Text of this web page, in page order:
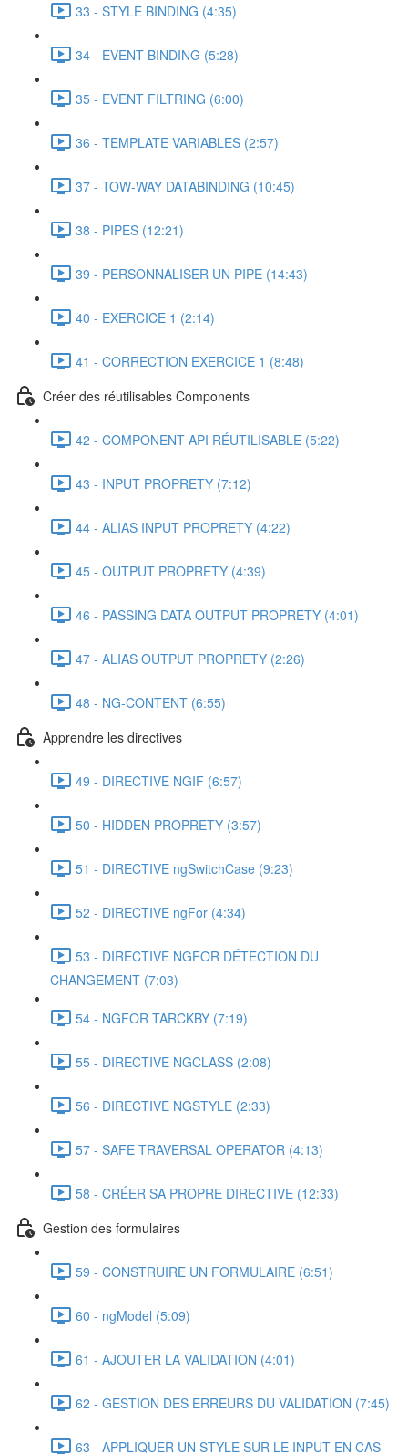
33 - STYLE BINDING (4:35)
34 - EVENT BINDING (5:28)
35 - EVENT FILTRING (6:00)
36 - TEMPLATE VARIABLES (2:57)
37 - TOW-WAY DATABINDING (10:45)
38 - PIPES (12:21)
39 - PERSONNALISER UN PIPE (14:43)
40 - EXERCICE 1 (2:14)
41 - CORRECTION EXERCICE 1 (8:48)
Créer des réutilisables Components
42 - COMPONENT API RÉUTILISABLE (5:22)
43 - INPUT PROPRETY (7:12)
44 - ALIAS INPUT PROPRETY (4:22)
45 - OUTPUT PROPRETY (4:39)
46 - PASSING DATA OUTPUT PROPRETY (4:01)
47 - ALIAS OUTPUT PROPRETY (2:26)
48 - NG-CONTENT (6:55)
Apprendre les directives
49 - DIRECTIVE NGIF (6:57)
50 - HIDDEN PROPRETY (3:57)
51 - DIRECTIVE ngSwitchCase (9:23)
52 - DIRECTIVE ngFor (4:34)
53 - DIRECTIVE NGFOR DÉTECTION DU
CHANGEMENT (7:03)
54 - NGFOR TARCKBY (7:19)
55 - DIRECTIVE NGCLASS (2:08)
56 - DIRECTIVE NGSTYLE (2:33)
57 - SAFE TRAVERSAL OPERATOR (4:13)
58 - CRÉER SA PROPRE DIRECTIVE (12:33)
Gestion des formulaires
59 - CONSTRUIRE UN FORMULAIRE (6:51)
60 - ngModel (5:09)
61 - AJOUTER LA VALIDATION (4:01)
62 - GESTION DES ERREURS DU VALIDATION (7:45)
63 - APPLIQUER UN STYLE SUR LE INPUT EN CAS